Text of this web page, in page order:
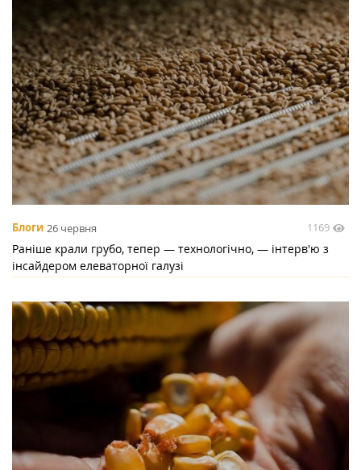
Блоги 26 червня 1169
Раніше крали грубо, тепер — технологічно, — інтерв'ю з
інсайдером елеваторної галузі